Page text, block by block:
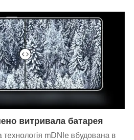
витривала батарея
mDNIe вбудована в